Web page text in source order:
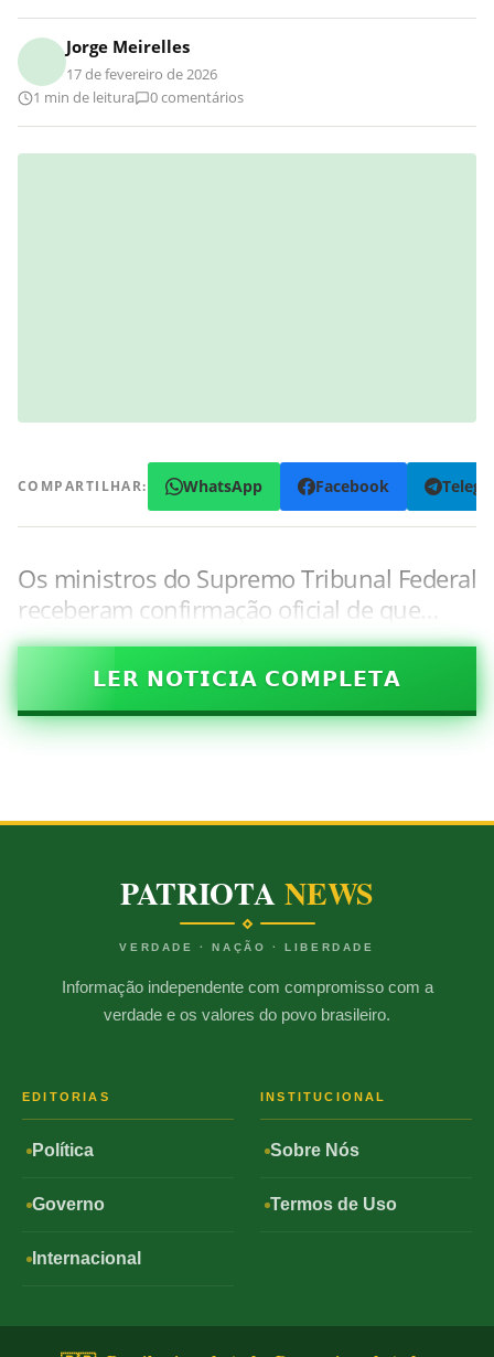
Jorge Meirelles
17 de fevereiro de 2026
1 min de leitura
0 comentários
COMPARTILHAR: WhatsApp Facebook
Os ministros do Supremo Tribunal Federal
receberam confirmação oficial de que…
𝗟𝗘𝗥 𝗡𝗢𝗧𝗜𝗖𝗜𝗔 𝗖𝗢𝗠𝗣𝗟𝗘𝗧𝗔
PATRIOTANEWS
VERDADE · NAÇÃO · LIBERDADE
Informação independente com compromisso com a
verdade e os valores do povo brasileiro.
EDITORIAS
Política
Governo
Internacional
INSTITUCIONAL
Sobre Nós
Termos de Uso